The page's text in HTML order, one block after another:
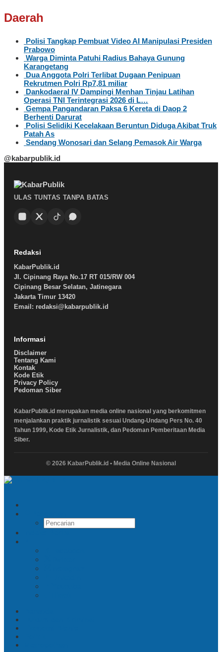
Daerah
Polisi Tangkap Pembuat Video AI Manipulasi Presiden
Prabowo
Warga Diminta Patuhi Radius Bahaya Gunung
Karangetang
Dua Anggota Polri Terlibat Dugaan Penipuan
Rekrutmen Polri Rp7,81 miliar
Dankodaeral IV Dampingi Menhan Tinjau Latihan
Operasi TNI Terintegrasi 2026 di L…
Gempa Pangandaran Paksa 6 Kereta di Daop 2
Berhenti Darurat
Polisi Selidiki Kecelakaan Beruntun Diduga Akibat Truk
Patah As
Sendang Wonosari dan Selang Pemasok Air Warga
@kabarpublik.id
ULAS TUNTAS TANPA BATAS
Redaksi
KabarPublik.id
Jl. Cipinang Raya No.17 RT 015/RW 004
Cipinang Besar Selatan, Jatinegara
Jakarta Timur 13420
Email: redaksi@kabarpublik.id
Informasi
Disclaimer
Tentang Kami
Kontak
Kode Etik
Privacy Policy
Pedoman Siber
KabarPublik.id merupakan media online nasional yang berkomitmen
menjalankan praktik jurnalistik sesuai Undang-Undang Pers No. 40
Tahun 1999, Kode Etik Jurnalistik, dan Pedoman Pemberitaan Media
Siber.
© 2026 KabarPublik.id • Media Online Nasional